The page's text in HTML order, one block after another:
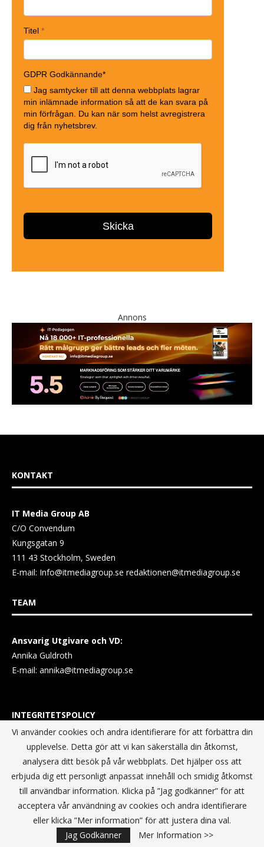
Annons
KONTAKT
IT Media Group AB
C/O Convendum
Kungsgatan 9
111 43 Stockholm, Sweden
E-mail: Info@itmediagroup.se redaktionen@itmediagroup.se
TEAM
Ansvarig Utgivare och VD:
Annika Guldroth
E-mail: annika@itmediagroup.se
INTEGRITETSPOLICY
IT MEDIA GROUP SVERIGE AB Integritetspolicy
Vi använder cookies och andra identifierare för att förbättra din
upplevelse. Detta gör att vi kan säkerställa din åtkomst,
analysera ditt besök på vår webbplats. Det hjälper oss att
erbjuda dig ett personligt anpassat innehåll och smidig åtkomst
till användbar information. Klicka på ”Jag godkänner” för att
acceptera vår användning av cookies och andra identifierare
eller klicka ”Mer information” för att justera dina val.
Jag Godkänner
Mer Information >>